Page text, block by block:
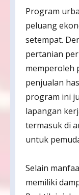
Program
peluang
setempat.
pertanian
memperoleh
penjualan
program ini
lapangan
termasuk di
untuk
Selain
memiliki